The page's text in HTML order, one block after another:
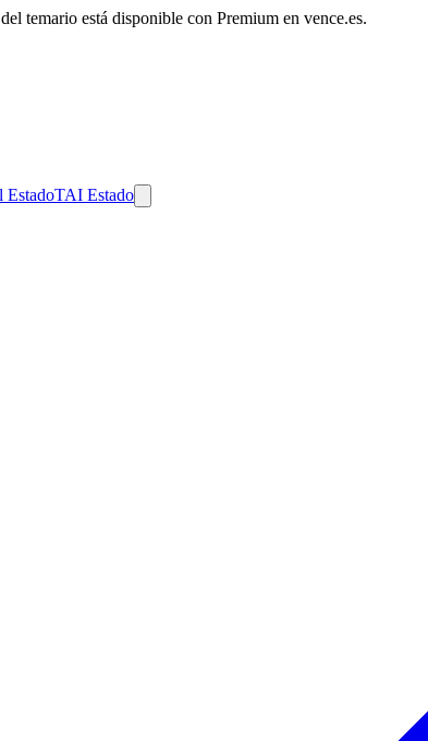
temario está disponible con Premium en vence.es.
EstadoTAI Estado